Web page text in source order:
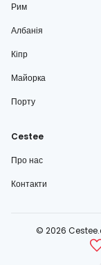
Рим
Албанія
Кіпр
Майорка
Порту
Cestee
Про нас
Контакти
© 2026